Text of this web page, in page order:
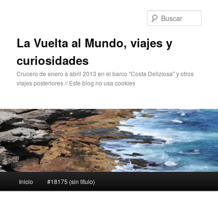
La Vuelta al Mundo, viajes y
curiosidades
Crucero de enero a abril 2013 en el barco "Costa Deliziosa" y otros
viajes posteriores // Este blog no usa cookies
principal
Inicio #18175 (sin título)